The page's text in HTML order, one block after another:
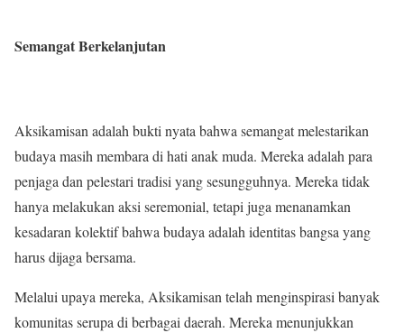
Semangat Berkelanjutan
Aksikamisan adalah bukti nyata bahwa semangat melestarikan
budaya masih membara di hati anak muda. Mereka adalah para
penjaga dan pelestari tradisi yang sesungguhnya. Mereka tidak
hanya melakukan aksi seremonial, tetapi juga menanamkan
kesadaran kolektif bahwa budaya adalah identitas bangsa yang
harus dijaga bersama.
Melalui upaya mereka, Aksikamisan telah menginspirasi banyak
komunitas serupa di berbagai daerah. Mereka menunjukkan